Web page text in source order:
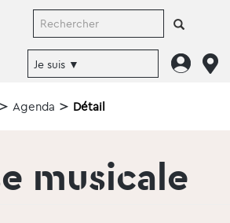
Agenda Détail
musicale